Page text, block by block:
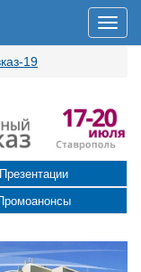
Меню
19
Презентации